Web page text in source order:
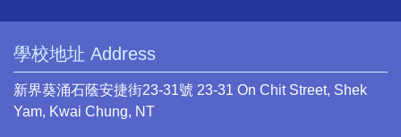
學校地址 Address
新界葵涌石蔭安捷街23-31號 23-31 On Chit Street, Shek
Yam, Kwai Chung, NT